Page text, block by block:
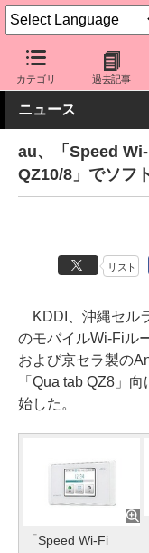
カテゴリ 過去記事
ケータイ Watch キャリ
ニュース
au、「Speed
QZ10/8」でソフ
リスト
KDDI、沖縄セル
のモバイルWi-Fiル
および京セラ製の
「Qua tab QZ8」
始した。
「Speed Wi-Fi